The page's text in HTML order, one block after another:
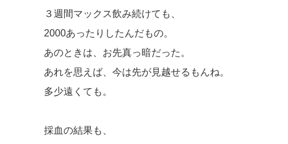
３週間マックス飲み続けても、
2000あったりしたんだもの。
あのときは、お先真っ暗だった。
あれを思えば、今は先が見越せるもんね。
多少遠くても。
採血の結果も、